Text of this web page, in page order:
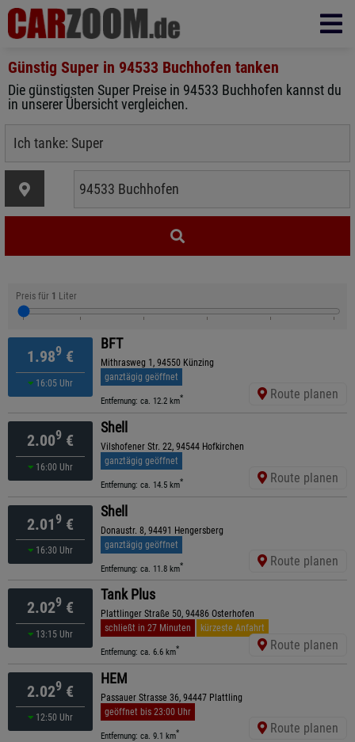
Günstig Super in 94533 Buchhofen tanken
Die günstigsten Super Preise in 94533 Buchhofen kannst du
in unserer Übersicht vergleichen.
Preis für 1 Liter
1.989 €
16:05 Uhr
BFT
Mithrasweg 1, 94550 Künzing
ganztägig geöffnet
Entfernung: ca. 12.2 km* Route planen
2.009 €
16:00 Uhr
Shell
Vilshofener Str. 22, 94544 Hofkirchen
ganztägig geöffnet
Entfernung: ca. 14.5 km* Route planen
2.019 €
16:30 Uhr
Shell
Donaustr. 8, 94491 Hengersberg
ganztägig geöffnet
Entfernung: ca. 11.8 km* Route planen
2.029 €
13:15 Uhr
Tank Plus
Plattlinger Straße 50, 94486 Osterhofen
schließt in 27 Minuten
kürzeste Anfahrt
Entfernung: ca. 6.6 km* Route planen
2.029 €
12:50 Uhr
HEM
Passauer Strasse 36, 94447 Plattling
geöffnet bis 23:00 Uhr
Entfernung: ca. 9.1 km* Route planen